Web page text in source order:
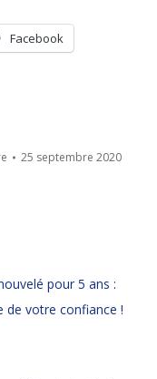
Facebook
25 septembre 2020
pour 5 ans :
de votre confiance !